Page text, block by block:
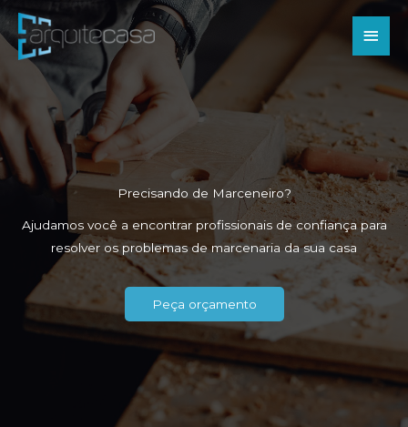
para
conteúdo
Precisando de Marceneiro?
Ajudamos você a encontrar profissionais de confiança para
resolver os problemas de marcenaria da sua casa
Peça orçamento